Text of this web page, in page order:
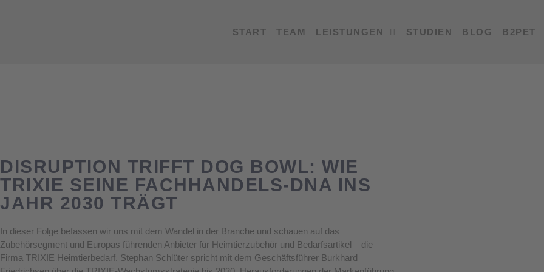
START TEAM LEISTUNGEN STUDIEN BLOG B2PET
DISRUPTION TRIFFT DOG BOWL: WIE
TRIXIE SEINE FACHHANDELS-DNA INS
JAHR 2030 TRÄGT
In dieser Folge befassen wir uns mit dem Wandel in der Branche und schauen auf das
Zubehörsegment und Europas führenden Anbieter für Heimtierzubehör und Bedarfsartikel – die
Firma TRIXIE Heimtierbedarf. Stephan Schlüter spricht mit dem Geschäftsführer Burkhard